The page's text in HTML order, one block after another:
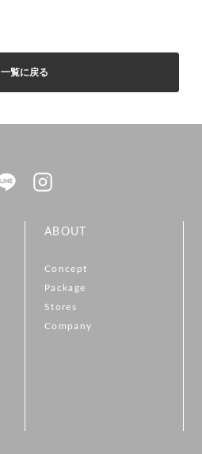
一覧に戻る
ABOUT
Concept
Package
Stores
Company